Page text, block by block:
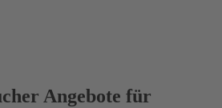
Angebote für